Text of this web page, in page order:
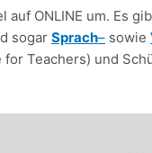
auf ONLINE um. Es
sogarSprach– sowie
Teachers) und